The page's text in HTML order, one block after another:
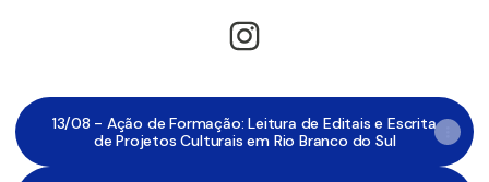
13/08 - Ação de Formação: Leitura de Editais e Escrita
de Projetos Culturais em Rio Branco do Sul